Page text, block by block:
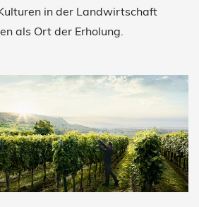
in der Landwirtschaft
als Ort der Erholung.